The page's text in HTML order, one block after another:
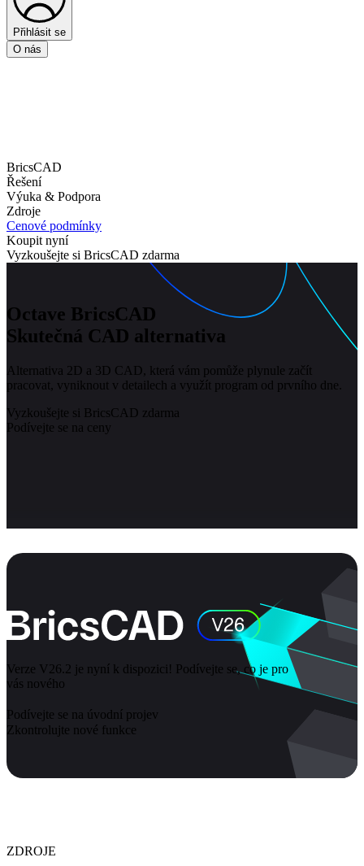
Přihlásit se
O nás
BricsCAD
Řešení
Výuka & Podpora
Zdroje
Cenové podmínky
Koupit nyní
Vyzkoušejte si BricsCAD zdarma
Octave BricsCAD
Skutečná CAD alternativa
Alternativa 2D a 3D CAD, která vám pomůže plynule začít
pracovat, vyniknout v detailech a využít program od prvního dne.
Vyzkoušejte si BricsCAD zdarma
Podívejte se na ceny
Verze V26.2 je nyní k dispozici! Podívejte se, co je pro
vás nového
Podívejte se na úvodní projev
Zkontrolujte nové funkce
ZDROJE